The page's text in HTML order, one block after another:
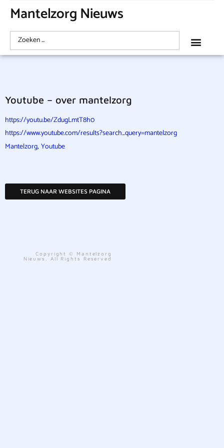
Mantelzorg Nieuws
Youtube – over mantelzorg
https://youtu.be/ZdugLmtT8h0
https://www.youtube.com/results?search_query=mantelzorg
Mantelzorg, Youtube
TERUG NAAR WEBSITES PAGINA
Copyright © Mantelzorg
Nieuws. All Rights Reserved